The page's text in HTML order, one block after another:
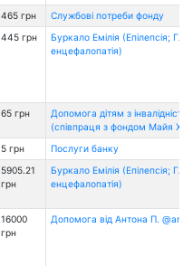
465 грн Службові потреби фонду
445 грн
Буркало Емілія (Епілепсія;
енцефалопатія)
65 грн
Допомога дітям з інвалідністю
(співпраця з фондом Майя
5 грн Послуги банку
5905.21
грн
Буркало Емілія (Епілепсія;
енцефалопатія)
16000
грн
Допомога від Антона П.